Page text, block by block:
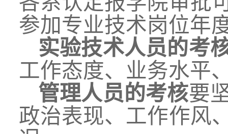
参加专业技术岗位年
实验技术人员的考
工作态度、业务水平
管理人员的考核要
政治表现、工作作风